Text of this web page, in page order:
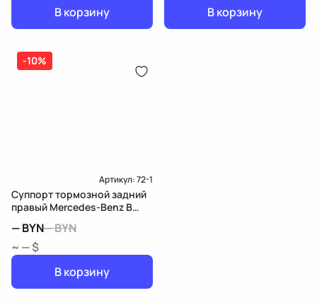
В корзину
В корзину
-10%
Артикул:72-1
Суппорт тормозной задний
правый Mercedes-Benz B
—BYN—BYN
~ — $
В корзину